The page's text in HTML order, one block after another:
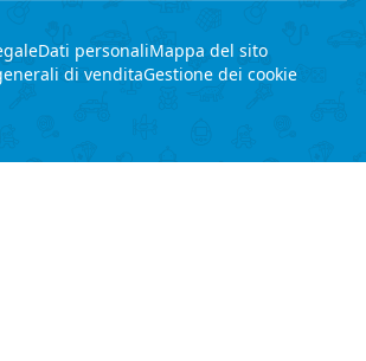
Dati personaliMappa del sito
di venditaGestione dei cookie